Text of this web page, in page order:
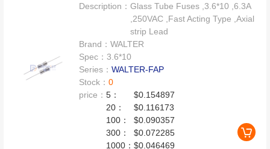
Description：Glass Tube Fuses ,3.6*10 ,6.3A
,250VAC ,Fast Acting Type ,Axial
strip Lead
Brand：WALTER
Spec：3.6*10
Series：WALTER-FAP
Stock：0
price：5：
$0.154897
20：
$0.116173
100：
$0.090357
300：
$0.072285
1000：$0.046469